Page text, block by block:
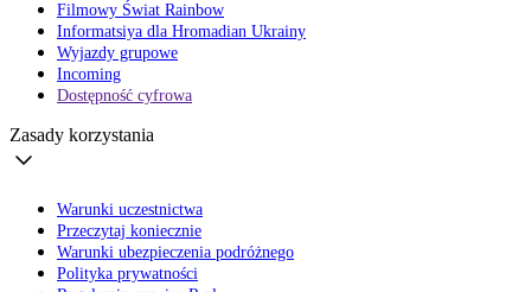
Filmowy Świat Rainbow
Informatsiya dla Hromadian Ukrainy
Wyjazdy grupowe
Incoming
Dostępność cyfrowa
Zasady korzystania
Warunki uczestnictwa
Przeczytaj koniecznie
Warunki ubezpieczenia podróżnego
Polityka prywatności